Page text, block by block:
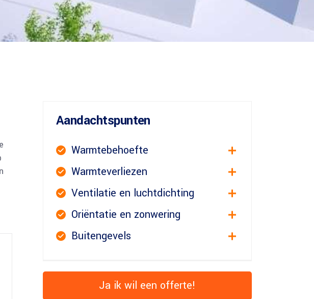
afscheidingen
Aandachtspunten
Warmtebehoefte
Warmteverliezen
Ventilatie en luchtdichting
Oriëntatie en zonwering
Buitengevels
Ja ik wil een offerte!